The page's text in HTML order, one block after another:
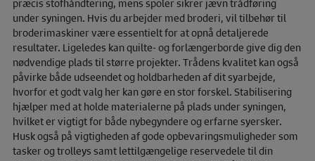
under syningen. Hvis du arbejder med broderi, vil tilbehør til
broderimaskiner være essentielt for at opnå detaljerede
resultater. Ligeledes kan quilte- og forlængerborde give dig den
nødvendige plads til større projekter. Trådens kvalitet kan også
påvirke både udseendet og holdbarheden af dit syarbejde,
hvorfor et godt valg her kan gøre en stor forskel. Stabilisering
hjælper med at holde materialerne på plads under syningen,
hvilket er vigtigt for både nybegyndere og erfarne syersker.
Husk også på vigtigheden af gode opbevaringsmuligheder som
tasker og trolleys samt lettilgængelige reservedele til din